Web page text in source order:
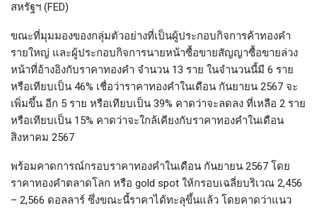
สหรัฐฯ (FED)
ขณะที่มุมมองของกลุ่มตัวอย่างที่เป็นผู้ประกอบกิจการค้าทองคำ
รายใหญ่ และผู้ประกอบกิจการนายหน้าซื้อขายสัญญาซื้อขายล่วง
หน้าที่อ้างอิงกับราคาทองคำ จำนวน 13 ราย ในจำนวนนี้มี 6 ราย
หรือเทียบเป็น 46% เชื่อว่าราคาทองคำในเดือน กันยายน 2567 จะ
เพิ่มขึ้น อีก 5 ราย หรือเทียบเป็น 39% คาดว่าจะลดลง ที่เหลือ 2 ราย
หรือเทียบเป็น 15% คาดว่าจะใกล้เคียงกับราคาทองคำในเดือน
สิงหาคม 2567
พร้อมคาดการณ์กรอบราคาทองคำในเดือน กันยายน 2567 โดย
ราคาทองคำตลาดโลก หรือ gold spot ให้กรอบเฉลี่ยบริเวณ 2,456
– 2,566 ดอลลาร์ ซึ่งขณะนี้ราคาได้ทะลุขึ้นแล้ว โดยคาดว่าแนว